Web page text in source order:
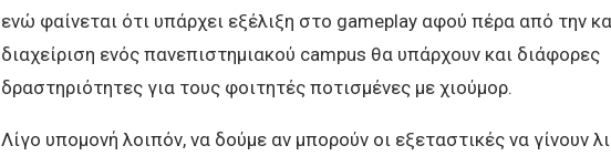
ενώ φαίνεται ότι υπάρχει εξέλιξη στο gameplay αφού πέρα από την
διαχείριση ενός πανεπιστημιακού campus θα υπάρχουν και διάφορες
δραστηριότητες για τους φοιτητές ποτισμένες με χιούμορ.
Λίγο υπομονή λοιπόν, να δούμε αν μπορούν οι εξεταστικές να γίνουν